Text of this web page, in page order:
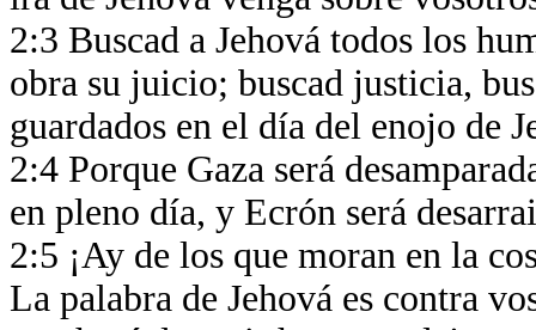
2:3 Buscad a Jehová todos los
obra su juicio; buscad justicia,
guardados en el día del enojo de
2:4 Porque Gaza será
en pleno día, y Ecrón será
2:5 ¡Ay de los que moran en la
La palabra de Jehová es contra